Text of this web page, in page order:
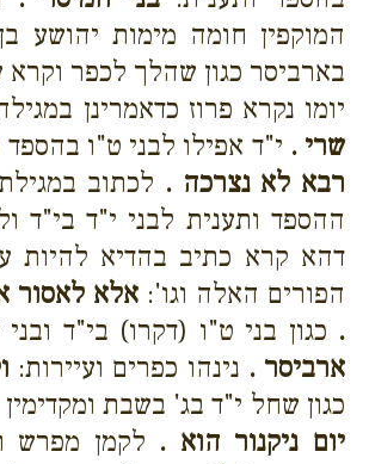
המוקפין חומה מימות יהושע
בארביסר כגון שהלך לכפר וקרא
יומו נקרא פרוז כדאמרינן
שרי . י"ד אפילו לבני ט"ו בהספד
רבא לא נצרכה . לכתוב
ההספד ותענית לבני י"ד בי"ד
דהא קרא כתיב בהדיא להיות
הפורים האלה וגו': אלא לאסור
. כגון בני ט"ו (דקרו) בי"ד
ארביסר . נינהו כפרים ועיירות:
כגון שחל י"ד בג' בשבת
יום ניקנור הוא . לקמן מפרש